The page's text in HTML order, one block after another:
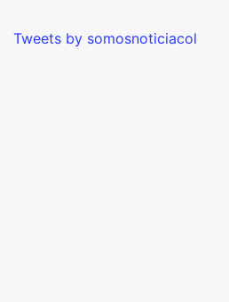
Tweets by somosnoticiacol